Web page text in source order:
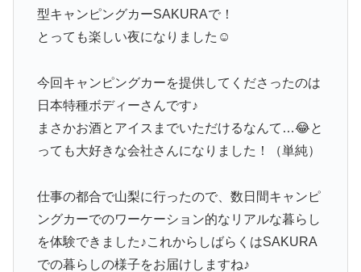
型キャンピングカーSAKURAで！
とっても楽しい夜になりました☺️
今回キャンピングカーを提供してくださったのは
日本特種ボディーさんです♪
まさかお酒とアイスまでいただけるなんて…😂と
っても大好きな会社さんになりました！（単純）
仕事の都合で山梨に行ったので、数日間キャンピ
ングカーでのワーケーション的なリアルな暮らし
を体験できました♪これからしばらくはSAKURA
での暮らしの様子をお届けしますね♪